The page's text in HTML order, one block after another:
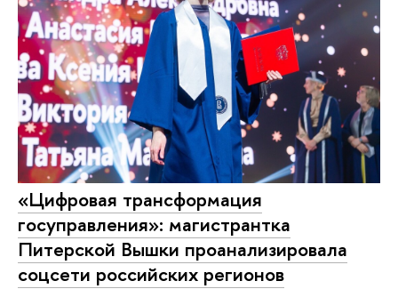
«Цифровая трансформация
госуправления»: магистрантка
Питерской Вышки проанализировала
соцсети российских регионов